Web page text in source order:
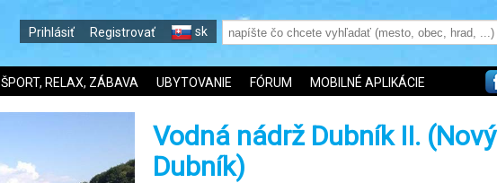
Prihlásiť Registrovať sk
ŠPORT, RELAX, ZÁBAVA UBYTOVANIE FÓRUM MOBILNÉ APLIKÁCIE
Vodná nádrž Dubník II. (Nový
Dubník)